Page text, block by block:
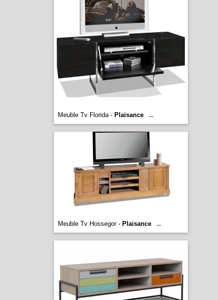
Meuble Tv Florida - Plaisance ...
Meuble Tv Hossegor - Plaisance ...